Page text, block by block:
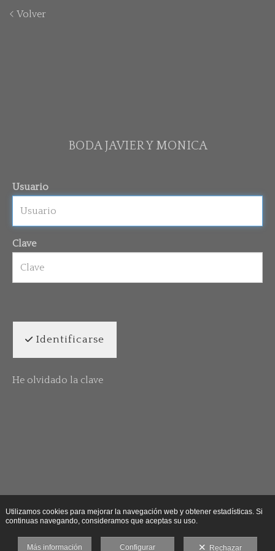
Volver
BODA JAVIER Y MONICA
Usuario
Clave
Identificarse
He olvidado la clave
Utilizamos cookies para mejorar la navegación web y obtener estadísticas. Si
continuas navegando, consideramos que aceptas su uso.
Más información Configurar Rechazar